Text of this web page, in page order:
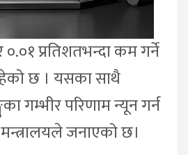
प्रतिशतभन्दा कम गर्ने
छ । यसका साथै
गम्भीर परिणाम न्यून गर्न
जनाएको छ।